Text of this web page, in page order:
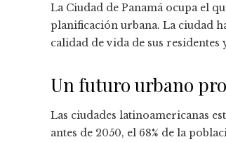
La Ciudad de Panamá ocupa el
planificación urbana. La ciudad
calidad de vida de sus
Un futuro urbano
Las ciudades latinoamericanas
antes de 2050, el 68% de la